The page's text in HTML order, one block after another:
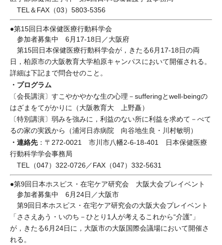
TEL＆FAX（03）5803-5356
●第15回日本保健医療行動科学会
参加者募集中 6月17-18日／大阪府
第15回日本保健医療行動科学会が，きたる6月17-18日の両
日，柏原市の大阪教育大学柏原キャンパスにおいて開催される。
詳細は下記まで問合せのこと。
・プログラム
〔会長講演〕すこやかやかな生の心理－sufferingとwell-beingの
はざまをてがかりに（大阪教育大 上野矗）
〔特別講演〕弱みを強みに，利益のない所に利益を求めて－べて
るの家の実践から（浦河日赤病院 向谷地生良・川村敏明）
・連絡先：〒272-0021 市川市八幡2-6-18-401 日本保健医療
行動科学学会事務局
TEL（047）322-0726／FAX（047）332-5631
●第9回日本ホスピス・在宅ケア研究会 大阪大会プレイベント
参加者募集中 6月24日／大阪市
第9回日本ホスピス・在宅ケア研究会の大阪大会プレイベント
「ささえあう・いのち－ひとり1人が考えるこれから“介護”」
が，きたる6月24日に，大阪市の大阪国際会議場において開催さ
れる。